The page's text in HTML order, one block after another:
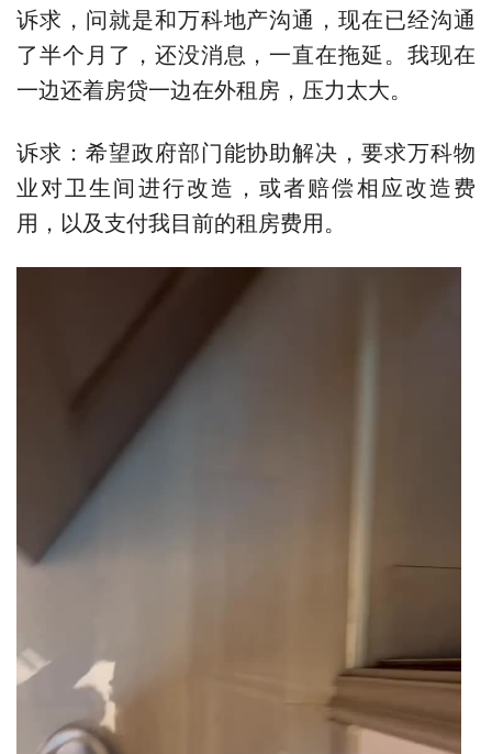
诉求，问就是和万科地产沟通，现在已经沟通
了半个月了，还没消息，一直在拖延。我现在
一边还着房贷一边在外租房，压力太大。
诉求：希望政府部门能协助解决，要求万科物
业对卫生间进行改造，或者赔偿相应改造费
用，以及支付我目前的租房费用。